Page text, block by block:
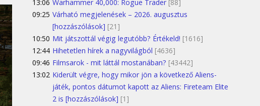
13:06 Warhammer 40,000: Rogue Trader [88]
09:25 Várható megjelenések – 2026. augusztus
[hozzászólások] [21]
10:50 Mit játszottál végig legutóbb? Értékeld! [1616]
12:44 Hihetetlen hírek a nagyvilágból [4636]
09:46 Filmsarok - mit láttál mostanában? [43442]
13:02 Kiderült végre, hogy mikor jön a következő Aliens-
játék, pontos dátumot kapott az Aliens: Fireteam Elite
2 is [hozzászólások] [1]